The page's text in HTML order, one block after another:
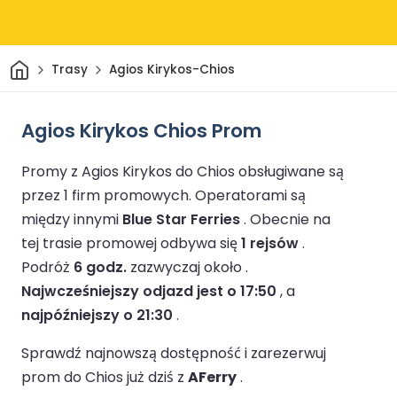
DomTrasy Agios Kirykos-Chios
Agios Kirykos Chios Prom
Promy z Agios Kirykos do Chios obsługiwane są
przez 1 firm promowych. Operatorami są
między innymi Blue Star Ferries. Obecnie na
tej trasie promowej odbywa się1 rejsów.
Podróż 6 godz. zazwyczaj około .
Najwcześniejszy odjazd jest o 17:50 , a
najpóźniejszy o 21:30 .
Sprawdź najnowszą dostępność i zarezerwuj
prom do Chios już dziś z AFerry.